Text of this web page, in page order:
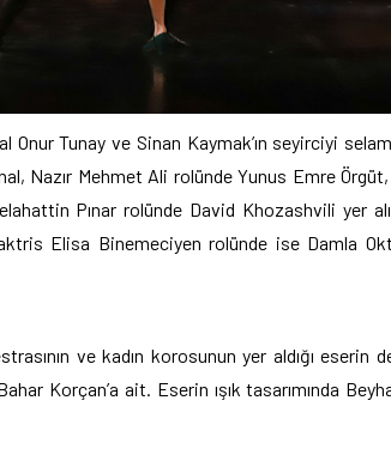
Onur Tunay ve Sinan Kaymak’ın seyirciyi
Nazır Mehmet Ali rolünde Yunus Emre
Pınar rolünde David Khozashvili yer
Elisa Binemeciyen rolünde ise Damla
ve kadın korosunun yer aldığı eserin
Korçan’a ait. Eserin ışık tasarımında